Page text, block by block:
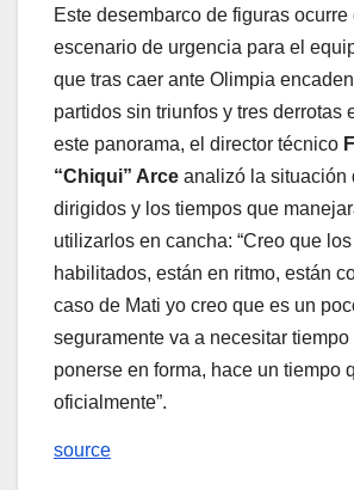
Este desembarco de figuras ocurre
escenario de urgencia para el
que tras caer ante Olimpia
partidos sin triunfos y tres derrotas
este panorama, el director técnico
“Chiqui” Arce analizó la situación
dirigidos y los tiempos que
utilizarlos en cancha: “Creo que
habilitados, están en ritmo, están
caso de Mati yo creo que es un
seguramente va a necesitar
ponerse en forma, hace un tiempo
oficialmente”.
source